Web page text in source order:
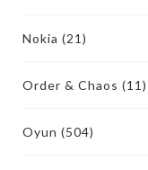
Nokia (21)
Order & Chaos (11)
Oyun (504)